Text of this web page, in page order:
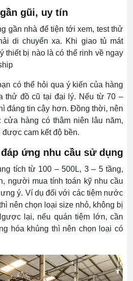
gũi, uy tín
gần nhà để tiện tới xem, test thử
di chuyển xa. Khi giao tủ mát
thiết bị nào là có thể rinh về ngay
có thể hỏi qua ý kiến của hàng
thử đồ cũ tại đại lý. Nếu từ 70 –
đáng tin cậy hơn. Đồng thời, nên
hàng có thâm niên lâu năm,
được cam kết độ bền.
ứng nhu cầu sử dụng
tích từ 100 – 500L, 3 – 5 tầng,
người mua tính toán kỹ nhu cầu
ý. Ví dụ đối với các tiệm nước
nên chọn loại size nhỏ, không bị
lại, nếu quán tiệm lớn, cần
hóa khủng thì nên chọn loại có